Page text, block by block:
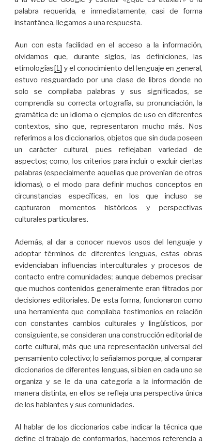
palabra requerida, e inmediatamente, casi de forma
instantánea, llegamos a una respuesta.
Aun con esta facilidad en el acceso a la información,
olvidamos que, durante siglos, las definiciones, las
etimologías[1] y el conocimiento del lenguaje en general,
estuvo resguardado por una clase de libros donde no
solo se compilaba palabras y sus significados, se
comprendía su correcta ortografía, su pronunciación, la
gramática de un idioma o ejemplos de uso en diferentes
contextos, sino que, representaron mucho más. Nos
referimos a los diccionarios, objetos que sin duda poseen
un carácter cultural, pues reflejaban variedad de
aspectos; como, los criterios para incluir o excluir ciertas
palabras (especialmente aquellas que provenían de otros
idiomas), o el modo para definir muchos conceptos en
circunstancias específicas, en los que incluso se
capturaron momentos históricos y perspectivas
culturales particulares.
Además, al dar a conocer nuevos usos del lenguaje y
adoptar términos de diferentes lenguas, estas obras
evidenciaban influencias interculturales y procesos de
contacto entre comunidades; aunque debemos precisar
que muchos contenidos generalmente eran filtrados por
decisiones editoriales. De esta forma, funcionaron como
una herramienta que compilaba testimonios en relación
con constantes cambios culturales y lingüísticos, por
consiguiente, se consideran una construcción editorial de
corte cultural, más que una representación universal del
pensamiento colectivo; lo señalamos porque, al comparar
diccionarios de diferentes lenguas, si bien en cada uno se
organiza y se le da una categoría a la información de
manera distinta, en ellos se refleja una perspectiva única
de los hablantes y sus comunidades.
Al hablar de los diccionarios cabe indicar la técnica que
define el trabajo de conformarlos, hacemos referencia a